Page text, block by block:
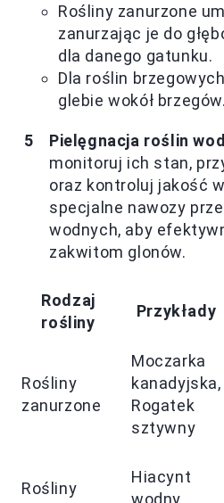
Rośliny zanurzone
zanurzając je do
dla danego gatunku.
Dla roślin
glebie wokół brzegów.
Pielęgnacja roślin
monitoruj ich stan,
oraz kontroluj jakość
specjalne nawozy
wodnych, aby
zakwitom glonów.
Rodzaj
rośliny
Przykłady
Rośliny
zanurzone
Moczarka
kanadyjska,
Rogatek
sztywny
Rośliny
Hiacynt
wodny,